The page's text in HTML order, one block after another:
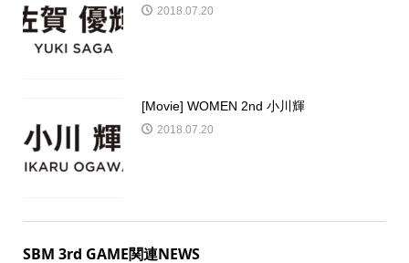
2018.07.20
[Movie] WOMEN 2nd 小川輝
2018.07.20
SBM 3rd GAME関連NEWS